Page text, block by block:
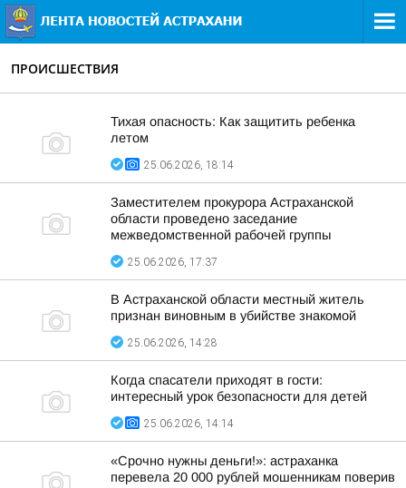
ПРОИСШЕСТВИЯ
Тихая опасность: Как защитить ребенка
летом
25.06.2026, 18:14
Заместителем прокурора Астраханской
области проведено заседание
межведомственной рабочей группы
25.06.2026, 17:37
В Астраханской области местный житель
признан виновным в убийстве знакомой
25.06.2026, 14:28
Когда спасатели приходят в гости:
интересный урок безопасности для детей
25.06.2026, 14:14
«Срочно нужны деньги!»: астраханка
перевела 20 000 рублей мошенникам поверив